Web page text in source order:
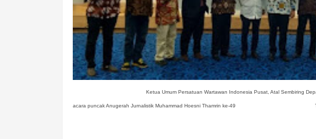
Ketua Umum Persatuan Wartawan Indonesia Pusat, Atal Sembiring
acara puncak Anugerah Jurnalistik Muhammad Hoesni Thamrin ke-49